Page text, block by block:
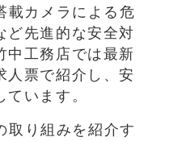
載カメラによる危
ど先進的な安全対
中工務店では最新
人票で紹介し、安
います。
取り組みを紹介す